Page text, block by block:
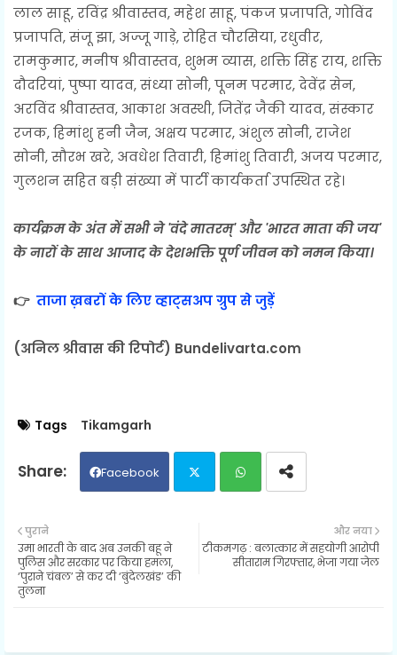
लाल साहू, रविंद्र श्रीवास्तव, महेश साहू, पंकज प्रजापति, गोविंद
प्रजापति, संजू झा, अज्जू गाड़े, रोहित चौरसिया, रधुवीर,
रामकुमार, मनीष श्रीवास्तव, शुभम व्यास, शक्ति सिंह राय, शक्ति
दौदरियां, पुष्पा यादव, संध्या सोनी, पूनम परमार, देवेंद्र सेन,
अरविंद श्रीवास्तव, आकाश अवस्थी, जितेंद्र जैकी यादव, संस्कार
रजक, हिमांशु हनी जैन, अक्षय परमार, अंशुल सोनी, राजेश
सोनी, सौरभ खरे, अवधेश तिवारी, हिमांशु तिवारी, अजय परमार,
गुलशन सहित बड़ी संख्या में पार्टी कार्यकर्ता उपस्थित रहे।
कार्यक्रम के अंत में सभी ने 'वंदे मातरम्' और 'भारत माता की जय'
के नारों के साथ आजाद के देशभक्ति पूर्ण जीवन को नमन किया।
👉 ताजा ख़बरों के लिए व्हाट्सअप ग्रुप से जुड़ें
(अनिल श्रीवास की रिपोर्ट) Bundelivarta.com
Tags Tikamgarh
Facebook
ats
और नया
टीकमगढ़ : बलात्कार में सहयोगी आरोपी
सीताराम गिरफ्तार, भेजा गया जेल
पुराने
उमा भारती के बाद अब उनकी बहू ने
पुलिस और सरकार पर किया हमला,
‘पुराने चंबल’ से कर दी ‘बुंदेलखंड’ की
तुलना